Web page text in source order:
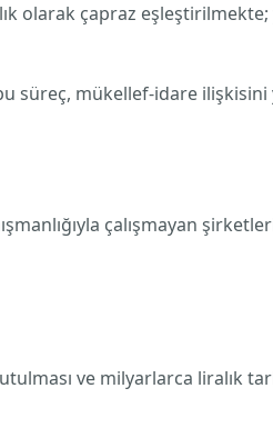
olarak çapraz
süreç, mükellef-idare
çalışmayan
ve milyarlarca liralık